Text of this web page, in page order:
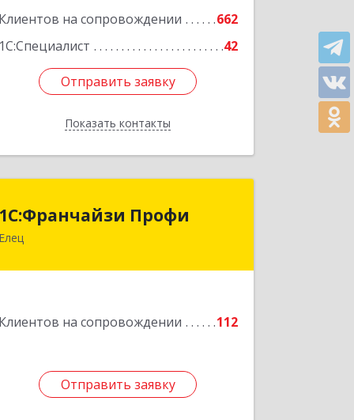
Клиентов на сопровождении
662
1С:Специалист
42
Отправить заявку
Показать контакты
Отправить заявку
Назад
1С:Франчайзи Профи
Елец
Клиентов на сопровождении 112
Отправить заявку
1С:Франчайзи Профи
Отправить заявку